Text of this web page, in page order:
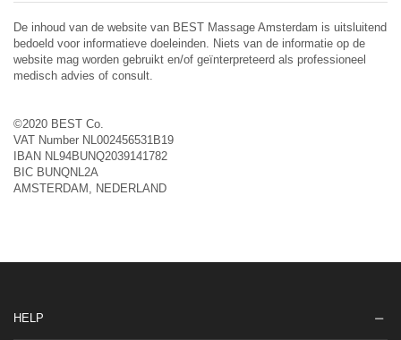
De inhoud van de website van BEST Massage Amsterdam is uitsluitend
bedoeld voor informatieve doeleinden. Niets van de informatie op de
website mag worden gebruikt en/of geïnterpreteerd als professioneel
medisch advies of consult.
©2020 BEST Co.
VAT Number NL002456531B19
IBAN NL94BUNQ2039141782
BIC BUNQNL2A
AMSTERDAM, NEDERLAND
HELP